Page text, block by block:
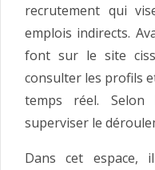
recrutement qui
emplois indirects.
font sur le site
consulter les profils
temps réel.
superviser le
Dans cet